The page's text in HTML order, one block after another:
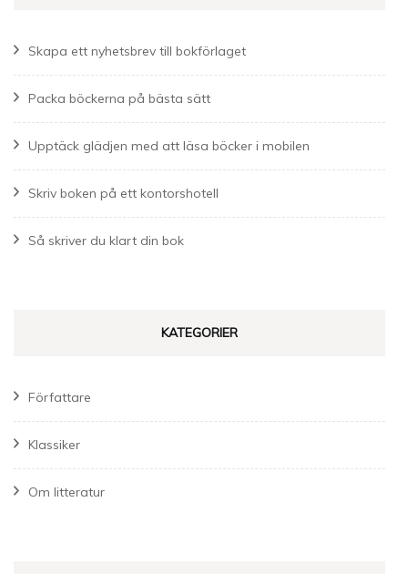
Skapa ett nyhetsbrev till bokförlaget
Packa böckerna på bästa sätt
Upptäck glädjen med att läsa böcker i mobilen
Skriv boken på ett kontorshotell
Så skriver du klart din bok
KATEGORIER
Författare
Klassiker
Om litteratur